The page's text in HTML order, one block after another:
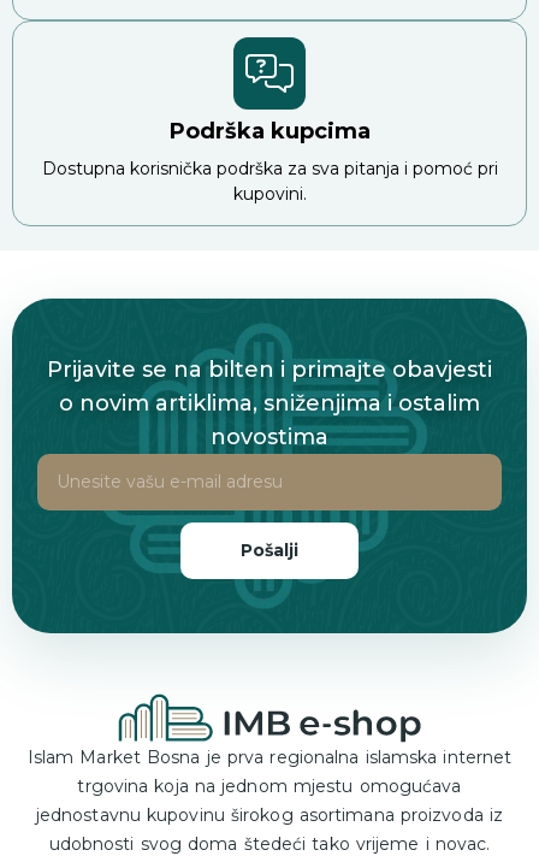
Podrška kupcima
Dostupna korisnička podrška za sva pitanja i pomoć pri
kupovini.
Prijavite se na bilten i primajte obavjesti
o novim artiklima, sniženjima i ostalim
novostima
Pošalji
Islam Market Bosna je prva regionalna islamska internet
trgovina koja na jednom mjestu omogućava
jednostavnu kupovinu širokog asortimana proizvoda iz
udobnosti svog doma štedeći tako vrijeme i novac.